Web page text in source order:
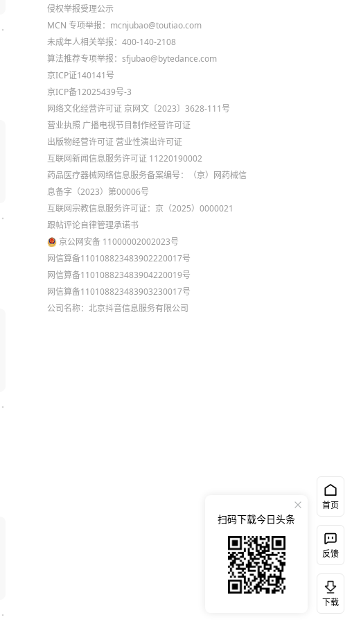
侵权举报受理公示
MCN 专项举报：mcnjubao@toutiao.com
未成年人相关举报：400-140-2108
算法推荐专项举报：sfjubao@bytedance.com
京ICP证140141号
京ICP备12025439号-3
网络文化经营许可证 京网文〔2023〕3628-111号
营业执照 广播电视节目制作经营许可证
出版物经营许可证 营业性演出许可证
互联网新闻信息服务许可证 11220190002
药品医疗器械网络信息服务备案编号：（京）网药械信
息备字（2023）第00006号
互联网宗教信息服务许可证：京（2025）0000021
跟帖评论自律管理承诺书
京公网安备 11000002002023号
网信算备110108823483902220017号
网信算备110108823483904220019号
网信算备110108823483903230017号
公司名称：北京抖音信息服务有限公司
首页
反馈
下载
扫码下载今日头条